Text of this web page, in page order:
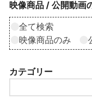
映像商品 / 公開動画
全て検索
映像商品のみ
カテゴリー